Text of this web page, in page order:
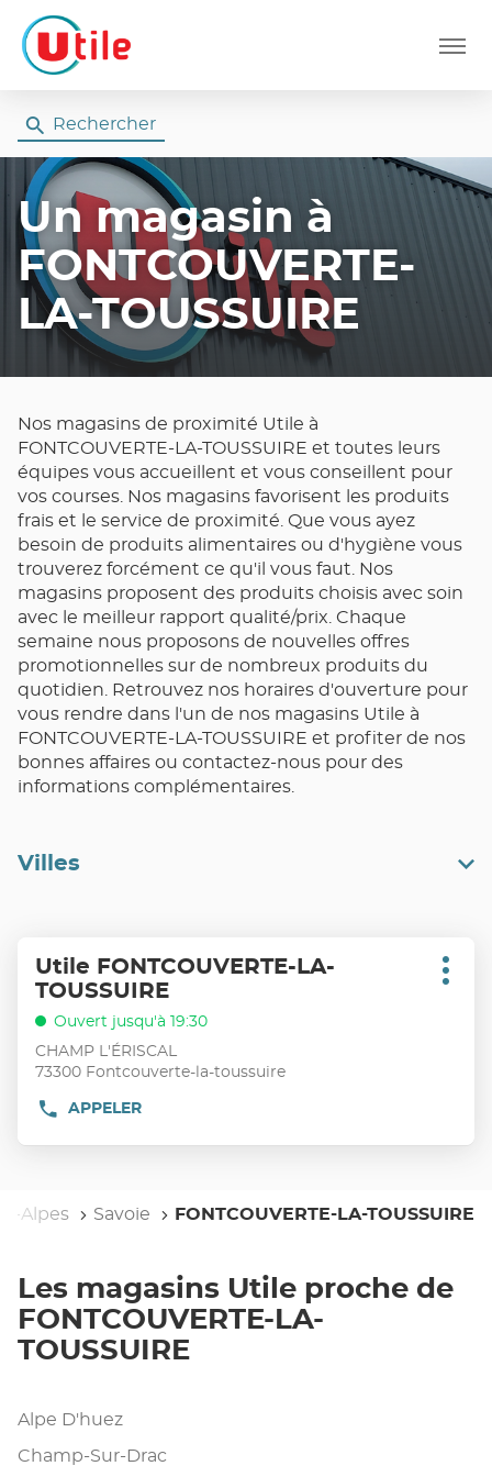
Menu
Rechercher
Un magasin à
FONTCOUVERTE-
LA-TOUSSUIRE
Nos magasins de proximité Utile à
FONTCOUVERTE-LA-TOUSSUIRE et toutes leurs
équipes vous accueillent et vous conseillent pour
vos courses. Nos magasins favorisent les produits
frais et le service de proximité. Que vous ayez
besoin de produits alimentaires ou d'hygiène vous
trouverez forcément ce qu'il vous faut. Nos
magasins proposent des produits choisis avec soin
avec le meilleur rapport qualité/prix. Chaque
semaine nous proposons de nouvelles offres
promotionnelles sur de nombreux produits du
quotidien. Retrouvez nos horaires d'ouverture pour
vous rendre dans l'un de nos magasins Utile à
FONTCOUVERTE-LA-TOUSSUIRE et profiter de nos
bonnes affaires ou contactez-nous pour des
informations complémentaires.
Villes
sur
touche
ENTRÉE
pour
plus
Point
de
vente
Utile FONTCOUVERTE-LA-
TOUSSUIRE
Ouvert jusqu'à 19:30
CHAMP L'ÉRISCAL
73300 Fontcouverte-la-toussuire
APPELER
AFFICHER
NUMÉRO
POINT
FONTCOUVERTE-
LA-
TOUSSUIRE
Plus
Alpes Savoie FONTCOUVERTE-LA-TOUSSUIRE
Les magasins Utile proche de
FONTCOUVERTE-LA-
TOUSSUIRE
Alpe D'huez
Champ-Sur-Drac